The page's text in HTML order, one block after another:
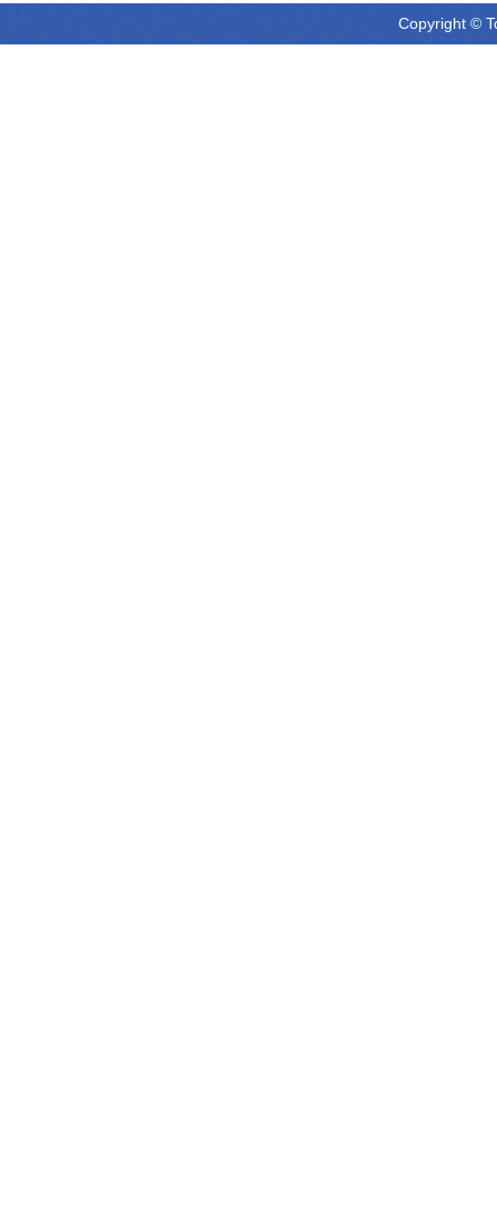
Copyright ©